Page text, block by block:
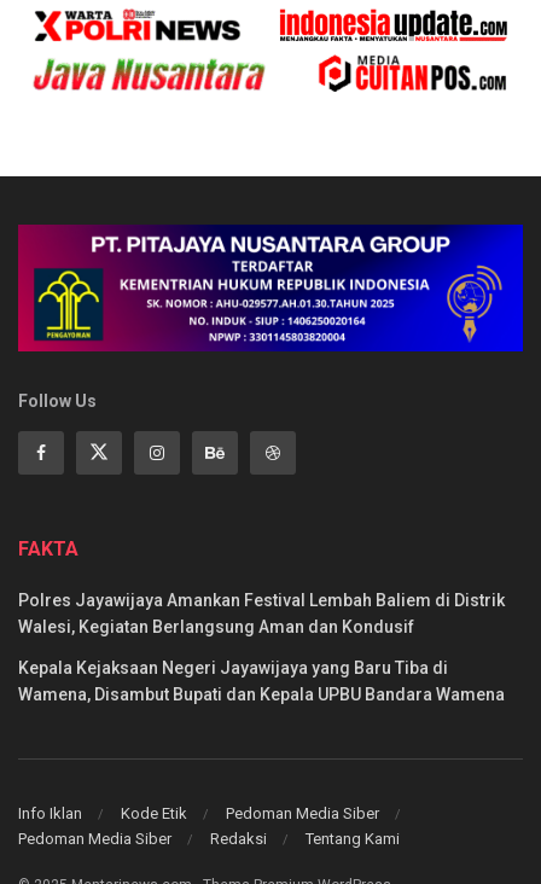
Follow Us
FAKTA
Polres Jayawijaya Amankan Festival Lembah Baliem di Distrik
Walesi, Kegiatan Berlangsung Aman dan Kondusif
Kepala Kejaksaan Negeri Jayawijaya yang Baru Tiba di
Wamena, Disambut Bupati dan Kepala UPBU Bandara Wamena
Info Iklan Kode Etik
Pedoman Media Siber
Pedoman Media Siber
Redaksi Tentang Kami